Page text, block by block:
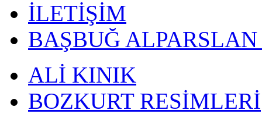
İLETİŞİM
BAŞBUĞ
ALİ KINIK
BOZKURT RESİMLERİ